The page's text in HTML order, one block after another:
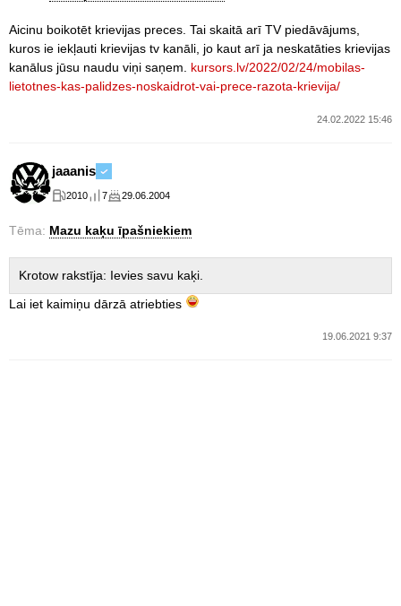
Aicinu boikotēt krievijas preces. Tai skaitā arī TV piedāvājums,
kuros ie iekļauti krievijas tv kanāli, jo kaut arī ja neskatāties krievijas
kanālus jūsu naudu viņi saņem. kursors.lv/2022/02/24/mobilas-
lietotnes-kas-palidzes-noskaidrot-vai-prece-razota-krievija/
24.02.2022 15:46
jaaanis
2010 7 29.06.2004
Tēma: Mazu kaķu īpašniekiem
Krotow rakstīja: Ievies savu kaķi.
Lai iet kaimiņu dārzā atriebties
19.06.2021 9:37